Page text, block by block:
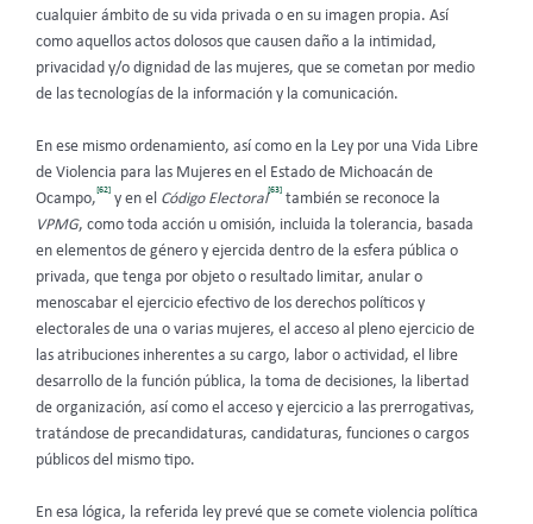
cualquier ámbito de su vida privada o en su imagen propia. Así
como aquellos actos dolosos que causen daño a la intimidad,
privacidad y/o dignidad de las mujeres, que se cometan por medio
de las tecnologías de la información y la comunicación.
En ese mismo ordenamiento, así como en la Ley por una Vida Libre
de Violencia para las Mujeres en el Estado de Michoacán de
Ocampo,
[62]
y en el Código Electoral
[63]
también se reconoce la
VPMG, como toda acción u omisión, incluida la tolerancia, basada
en elementos de género y ejercida dentro de la esfera pública o
privada, que tenga por objeto o resultado limitar, anular o
menoscabar el ejercicio efectivo de los derechos políticos y
electorales de una o varias mujeres, el acceso al pleno ejercicio de
las atribuciones inherentes a su cargo, labor o actividad, el libre
desarrollo de la función pública, la toma de decisiones, la libertad
de organización, así como el acceso y ejercicio a las prerrogativas,
tratándose de precandidaturas, candidaturas, funciones o cargos
públicos del mismo tipo.
En esa lógica, la referida ley prevé que se comete violencia política